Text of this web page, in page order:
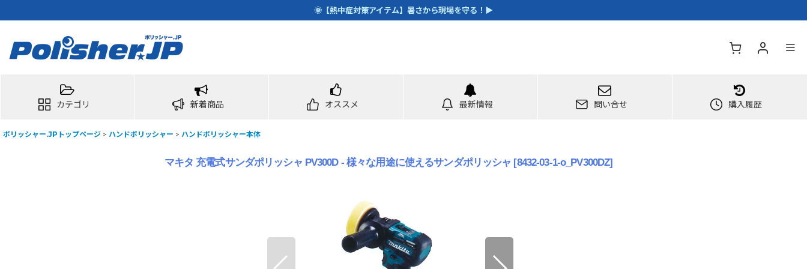
🌞【熱中症対策アイテム】暑さから現場を守る！▶
カテゴリ 新着商品 オススメ 最新情報 問い合せ 購入履歴
ポリッシャー.JPトップページ > ハンドポリッシャー > ハンドポリッシャー本体
マキタ 充電式サンダポリッシャ PV300D - 様々な用途に使えるサンダポリッシャ [8432-03-1-o_PV300DZ]